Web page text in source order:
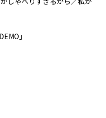
」